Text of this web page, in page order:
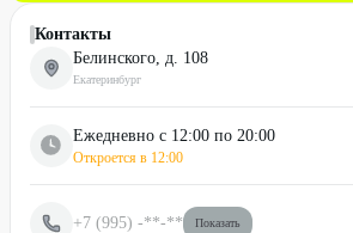
Контакты
Белинского, д. 108
Екатеринбург
Ежедневно с 12:00 по 20:00
Откроется в 12:00
+7 (995) -**-** Показать